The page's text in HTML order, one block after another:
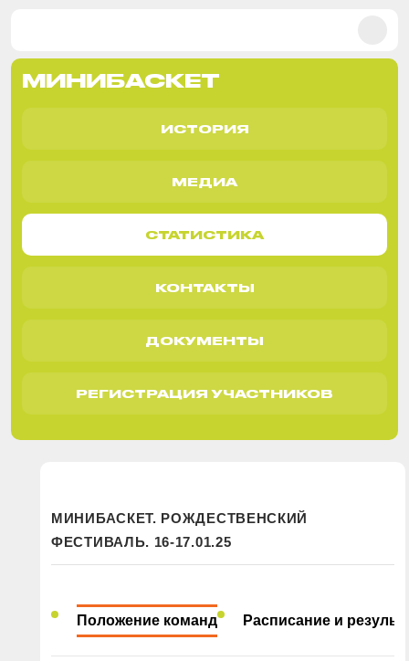
МИНИБАСКЕТ
ИСТОРИЯ
МЕДИА
СТАТИСТИКА
КОНТАКТЫ
ДОКУМЕНТЫ
РЕГИСТРАЦИЯ УЧАСТНИКОВ
МИНИБАСКЕТ. РОЖДЕСТВЕНСКИЙ
ФЕСТИВАЛЬ. 16-17.01.25
Положение команд Расписание и